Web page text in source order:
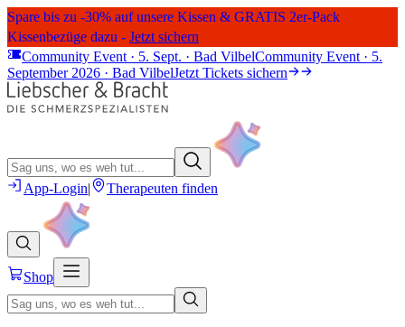
Spare bis zu -30% auf unsere Kissen & GRATIS 2er-Pack
Kissenbezüge dazu - Jetzt sichern
Community Event · 5. Sept. · Bad VilbelCommunity Event · 5.
September 2026 · Bad VilbelJetzt Tickets sichern
App-Login| Therapeuten finden
Shop